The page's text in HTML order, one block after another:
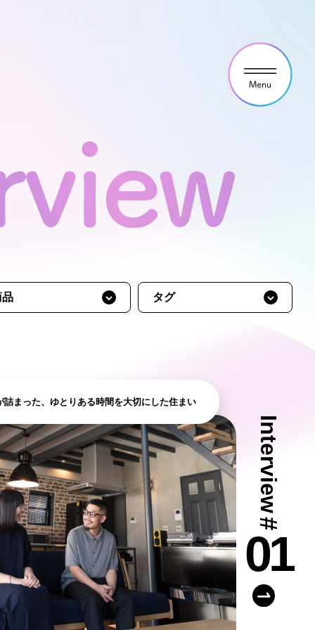
見学・ご予約
営業時間: AM9:30-PM8:00
定休: 水曜・第一火曜
ジオ 0120-787-221
タジオ 0120-757-221
公式アカウント
詰まった、ゆとりある時間を大切にした住まい
Interview
#
01